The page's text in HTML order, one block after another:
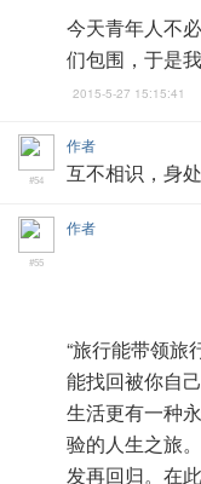
今天青年人不
们包围，于是
2015-5-27 15:15:41
作者
#54 互不相识，身
作者
#55
“旅行能带领旅
能找回被你自
生活更有一种
验的人生之旅
发再回归。在